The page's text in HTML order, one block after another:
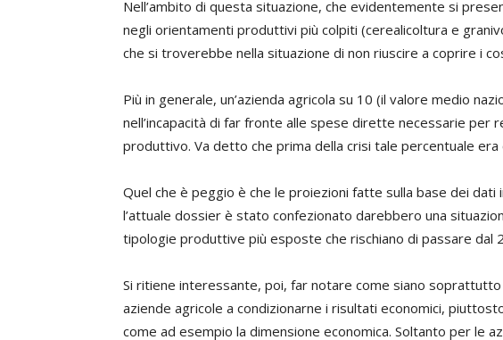
Nell’ambito di questa situazione, che evidentemente si
negli orientamenti produttivi più colpiti (cerealicoltura e
che si troverebbe nella situazione di non riuscire a coprire i
Più in generale, un’azienda agricola su 10 (il valore medio
nell’incapacità di far fronte alle spese dirette necessarie per
produttivo. Va detto che prima della crisi tale percentuale
Quel che è peggio è che le proiezioni fatte sulla base dei dati
l’attuale dossier è stato confezionato darebbero una
tipologie produttive più esposte che rischiano di passare dal
Si ritiene interessante, poi, far notare come siano
aziende agricole a condizionarne i risultati economici,
come ad esempio la dimensione economica. Soltanto per le